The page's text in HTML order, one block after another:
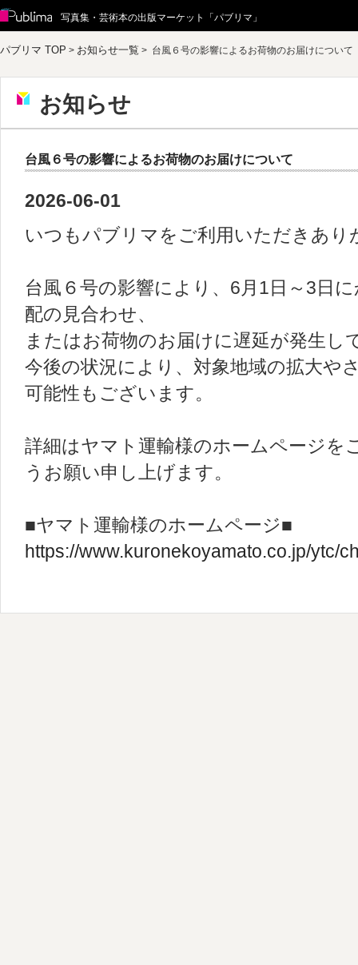
Publima
写真集・芸術本の出版マーケット「パブリマ」
パブリマ TOP > お知らせ一覧 > 台風６号の影響によるお荷物のお届けについて
お知らせ
台風６号の影響によるお荷物のお届けについて
2026-06-01
いつもパブリマをご利用いただきあり
台風６号の影響により、6月1日～3日
配の見合わせ、
またはお荷物のお届けに遅延が発生し
今後の状況により、対象地域の拡大や
可能性もございます。
詳細はヤマト運輸様のホームページを
うお願い申し上げます。
■ヤマト運輸様のホームページ■
https://www.kuronekoyamato.co.jp/ytc/